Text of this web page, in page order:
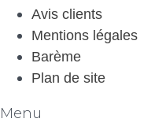
Avis clients
Mentions légales
Barème
Plan de site
Menu